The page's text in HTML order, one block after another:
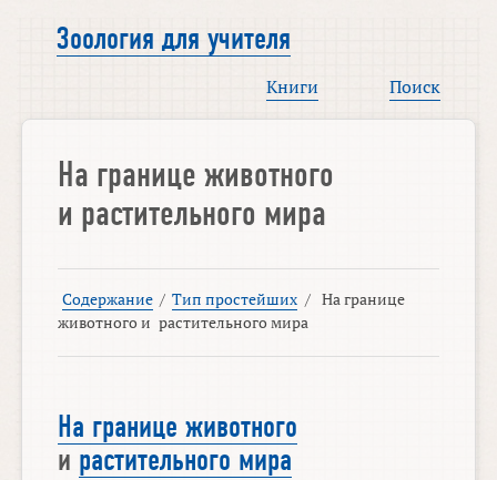
Зоология для учителя
Книги Поиск
На границе животного
и растительного мира
Содержание / Тип простейших / На границе
животногои растительного мира
На границе животного
и растительного мира